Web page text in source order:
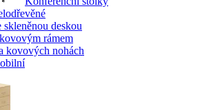
skleněnou deskou
rámem
kovových nohách